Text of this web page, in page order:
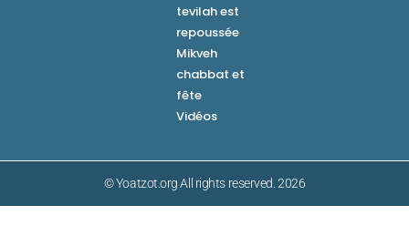
tevilah est
repoussée
Mikveh
chabbat et
fête
Vidéos
© Yoatzot.org All rights reserved. 2026